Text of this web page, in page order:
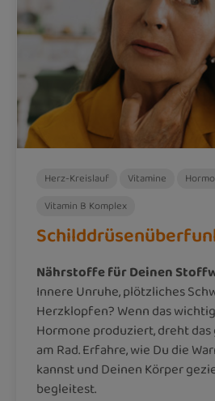
Herz-Kreislauf Vitamine
Vitamin B Komplex
Nährstoffe für Deinen
Innere Unruhe, plötzliches
Herzklopfen? Wenn das
Hormone produziert, dreht
am Rad. Erfahre, wie Du die
kannst und Deinen Körper
begleitest.